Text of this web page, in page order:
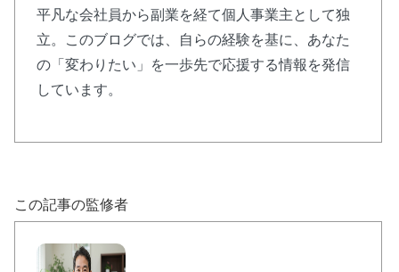
平凡な会社員から副業を経て個人事業主として独
立。このブログでは、自らの経験を基に、あなた
の「変わりたい」を一歩先で応援する情報を発信
しています。
この記事の監修者